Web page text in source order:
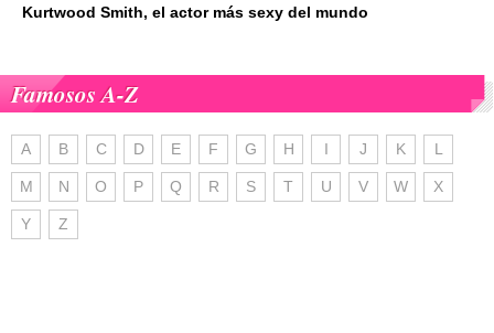
Kurtwood Smith, el actor más sexy del mundo
Famosos A-Z
A B C D E F G H I J K L
M N O P Q R S T U V W X
Y Z